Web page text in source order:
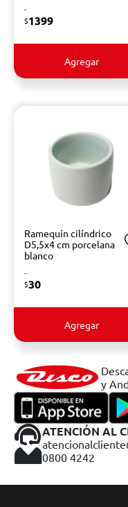
-
$1399
Agregar
Ramequín cilíndrico
D5,5x4 cm porcelana
blanco
-
$30
Agregar
y
ATENCIÓN AL
0800 4242